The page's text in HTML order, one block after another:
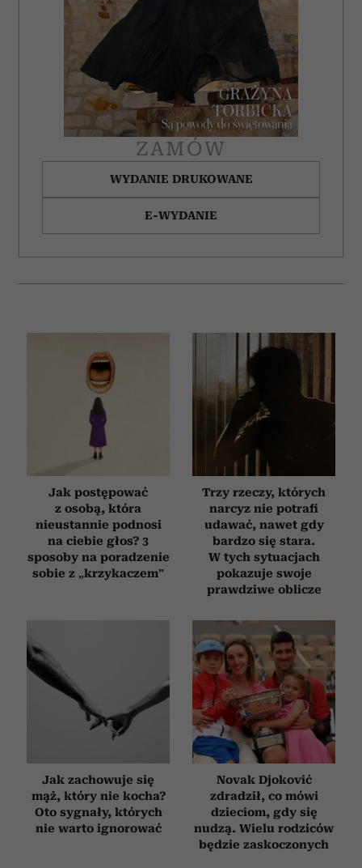
ZAMÓW
WYDANIE DRUKOWANE
E-WYDANIE
Jak postępować
z osobą, która
nieustannie podnosi
na ciebie głos? 3
sposoby na poradzenie
sobie z „krzykaczem”
Trzy rzeczy, których
narcyz nie potrafi
udawać, nawet gdy
bardzo się stara.
W tych sytuacjach
pokazuje swoje
prawdziwe oblicze
Jak zachowuje się
mąż, który nie kocha?
Oto sygnały, których
nie warto ignorować
Novak Djoković
zdradził, co mówi
dzieciom, gdy się
nudzą. Wielu rodziców
będzie zaskoczonych